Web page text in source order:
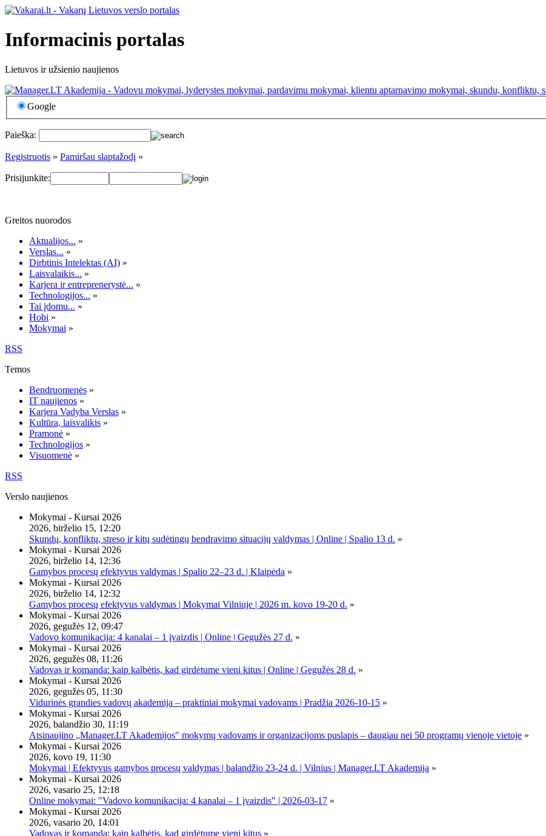
Informacinis portalas
Lietuvos ir užsienio naujienos
Google
Paieška:
Registruotis » Pamiršau slaptažodį »
Prisijunkite:
Greitos nuorodos
Aktualijos... »
Verslas... »
Dirbtinis Intelektas (AI) »
Laisvalaikis... »
Karjera ir entreprenerystė... »
Technologijos... »
Tai įdomu... »
Hobi »
Mokymai »
RSS
Temos
Bendruomenės »
IT naujienos »
Karjera Vadyba Verslas »
Kultūra, laisvalikis »
Pramonė »
Technologijos »
Visuomenė »
RSS
Verslo naujienos
Mokymai - Kursai 2026
2026, birželio 15, 12:20
Skundų, konfliktų, streso ir kitų sudėtingų bendravimo situacijų valdymas | Online | Spalio 13 d. »
Mokymai - Kursai 2026
2026, birželio 14, 12:36
Gamybos procesų efektyvus valdymas | Spalio 22–23 d. | Klaipėda »
Mokymai - Kursai 2026
2026, birželio 14, 12:32
Gamybos procesų efektyvus valdymas | Mokymai Vilniuje | 2026 m. kovo 19-20 d. »
Mokymai - Kursai 2026
2026, gegužės 12, 09:47
Vadovo komunikacija: 4 kanalai – 1 įvaizdis | Online | Gegužės 27 d. »
Mokymai - Kursai 2026
2026, gegužės 08, 11:26
Vadovas ir komanda: kaip kalbėtis, kad girdėtume vieni kitus | Online | Gegužės 28 d. »
Mokymai - Kursai 2026
2026, gegužės 05, 11:30
Vidurinės grandies vadovų akademija – praktiniai mokymai vadovams | Pradžia 2026-10-15 »
Mokymai - Kursai 2026
2026, balandžio 30, 11:19
Atsinaujino „Manager.LT Akademijos" mokymų vadovams ir organizacijoms puslapis – daugiau nei 50 programų vienoje vietoje »
Mokymai - Kursai 2026
2026, kovo 19, 11:30
Mokymai | Efektyvus gamybos procesų valdymas | balandžio 23-24 d. | Vilnius | Manager.LT Akademija »
Mokymai - Kursai 2026
2026, vasario 25, 12:18
Online mokymai: "Vadovo komunikacija: 4 kanalai – 1 įvaizdis" | 2026-03-17 »
Mokymai - Kursai 2026
2026, vasario 20, 14:01
Vadovas ir komanda: kaip kalbėtis, kad girdėtume vieni kitus »